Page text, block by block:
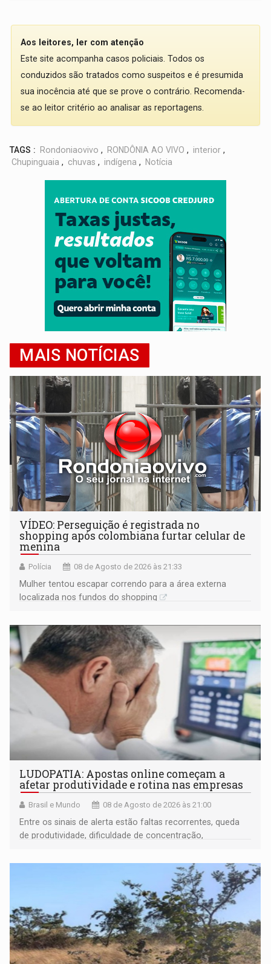
Aos leitores, ler com atenção
Este site acompanha casos policiais. Todos os
conduzidos são tratados como suspeitos e é presumida
sua inocência até que se prove o contrário. Recomenda-
se ao leitor critério ao analisar as reportagens.
TAGS : Rondoniaovivo , RONDÔNIA AO VIVO , interior ,
Chupinguaia , chuvas , indígena , Notícia
MAIS NOTÍCIAS
VÍDEO: Perseguição é registrada no
shopping após colombiana furtar celular de
menina
Polícia 08 de Agosto de 2026 às 21:33
Mulher tentou escapar correndo para a área externa
localizada nos fundos do shopping
LUDOPATIA: Apostas online começam a
afetar produtividade e rotina nas empresas
Brasil e Mundo 08 de Agosto de 2026 às 21:00
Entre os sinais de alerta estão faltas recorrentes, queda
de produtividade, dificuldade de concentração,